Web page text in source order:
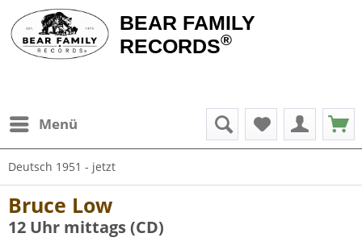
BEAR FAMILY
RECORDS®
Menü
Deutsch 1951 - jetzt
Bruce Low
12 Uhr mittags (CD)